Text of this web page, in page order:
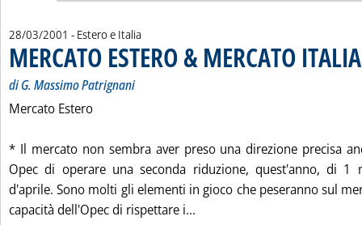
28/03/2001 - Estero e Italia
MERCATO ESTERO & MERCATO ITALIA
di G. Massimo Patrignani
Mercato Estero
* Il mercato non sembra aver preso una direzione precisa
Opec di operare una seconda riduzione, quest'anno, di
d'aprile. Sono molti gli elementi in gioco che peseranno sul
capacità dell'Opec di rispettare i...